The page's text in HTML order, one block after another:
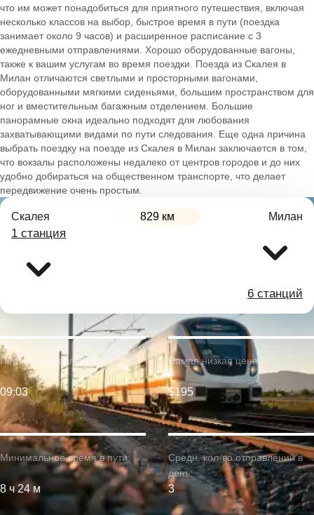
что им может понадобиться для приятного путешествия, включая
несколько классов на выбор, быстрое время в пути (поездка
занимает около 9 часов) и расширенное расписание с 3
ежедневными отправлениями. Хорошо оборудованные вагоны,
также к вашим услугам во время поездки. Поезда из Скалея в
Милан отличаются светлыми и просторными вагонами,
оборудованными мягкими сиденьями, большим пространством для
ног и вместительным багажным отделением. Большие
панорамные окна идеально подходят для любования
захватывающими видами по пути следования. Еще одна причина
выбрать поездку на поезде из Скалея в Милан заключается в том,
что вокзалы расположены недалеко от центров городов и до них
удобно добираться на общественном транспорте, что делает
передвижение очень простым.
Скалея 829 км Милан
1 станция
6 станций
Минимальное время в пути:
8 ч 24 м
Первое отправление:
09:03
Самая низкая цена:
$195
Средн. кол-во отправлений в
день:
3